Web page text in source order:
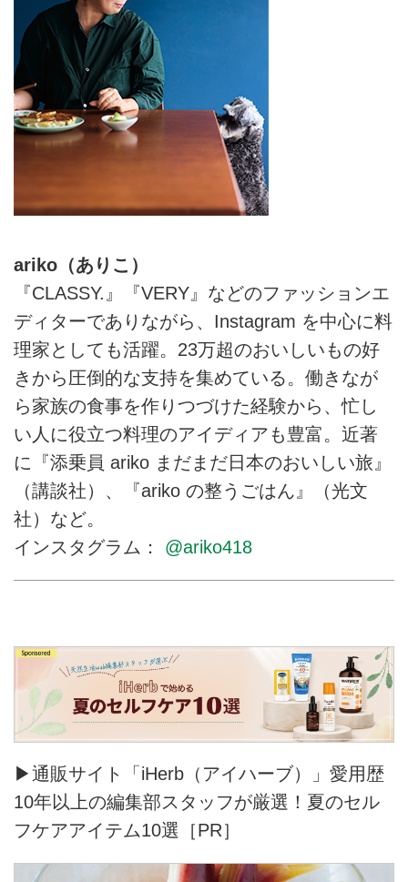
ariko（ありこ）
『CLASSY.』『VERY』などのファッションエ
ディターでありながら、Instagram を中心に料
理家としても活躍。23万超のおいしいもの好
きから圧倒的な支持を集めている。働きなが
ら家族の食事を作りつづけた経験から、忙し
い人に役立つ料理のアイディアも豊富。近著
に『添乗員 ariko まだまだ日本のおいしい旅』
（講談社）、『ariko の整うごはん』（光文
社）など。
インスタグラム： @ariko418
▶通販サイト「iHerb（アイハーブ）」愛用歴
10年以上の編集部スタッフが厳選！夏のセル
フケアアイテム10選［PR］